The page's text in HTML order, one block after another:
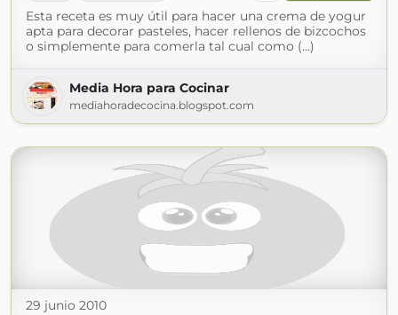
Esta receta es muy útil para hacer una crema de yogur
apta para decorar pasteles, hacer rellenos de bizcochos
o simplemente para comerla tal cual como (...)
Media Hora para Cocinar
mediahoradecocina.blogspot.com
29 junio 2010